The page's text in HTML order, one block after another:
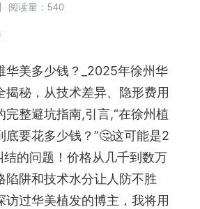
阅读量：540
华美多少钱？_2025年徐州华
揭秘，从技术差异、隐形费用
完整避坑指南,引言,“在徐州植
底要花多少钱？”🤔这可能是2
的问题！价格从几千到数万
陷阱和技术水分让人防不胜
访过华美植发的博主，我将用